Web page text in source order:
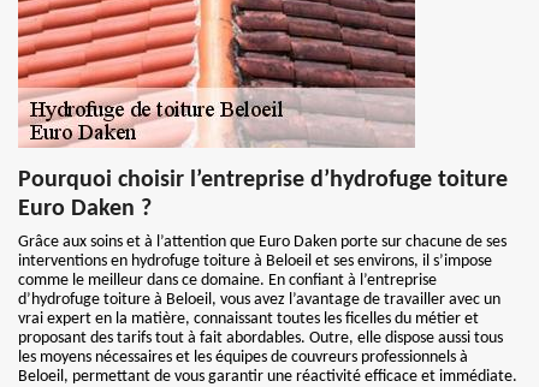
Pourquoi choisir l’entreprise d’hydrofuge toiture
Euro Daken ?
Grâce aux soins et à l’attention que Euro Daken porte sur chacune de ses
interventions en hydrofuge toiture à Beloeil et ses environs, il s’impose
comme le meilleur dans ce domaine. En confiant à l’entreprise
d’hydrofuge toiture à Beloeil, vous avez l’avantage de travailler avec un
vrai expert en la matière, connaissant toutes les ficelles du métier et
proposant des tarifs tout à fait abordables. Outre, elle dispose aussi tous
les moyens nécessaires et les équipes de couvreurs professionnels à
Beloeil, permettant de vous garantir une réactivité efficace et immédiate.